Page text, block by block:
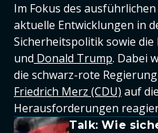
Im Fokus des
aktuelle Entwicklungen in
Sicherheitspolitik sowie die
und Donald Trump. Dabei
die schwarz-rote
Friedrich Merz (CDU) auf
Herausforderungen
Talk: Wie